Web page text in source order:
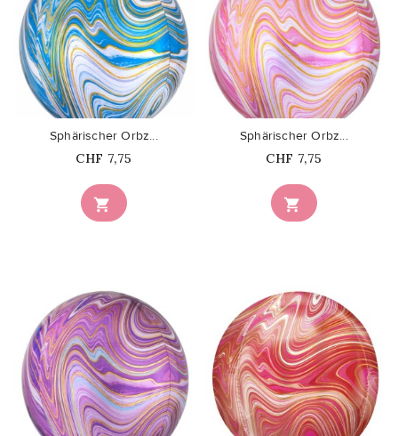
favorite_border

Sphärischer Orbz...
Price
CHF 7,75
favorite_border

Sphärischer Orbz...
Price
CHF 7,75
favorite_border favorite_border